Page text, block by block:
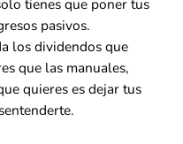
tienes que poner tus
pasivos.
los dividendos que
que las manuales,
quieres es dejar tus